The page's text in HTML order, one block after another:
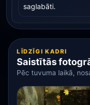
saglabāti.
LĪDZĪGI KADRI
Saistītās
Pēc tuvuma laikā,